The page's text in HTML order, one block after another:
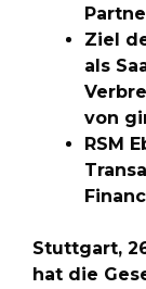
Ziel
als
von
RSM
Stuttgart,
hat die